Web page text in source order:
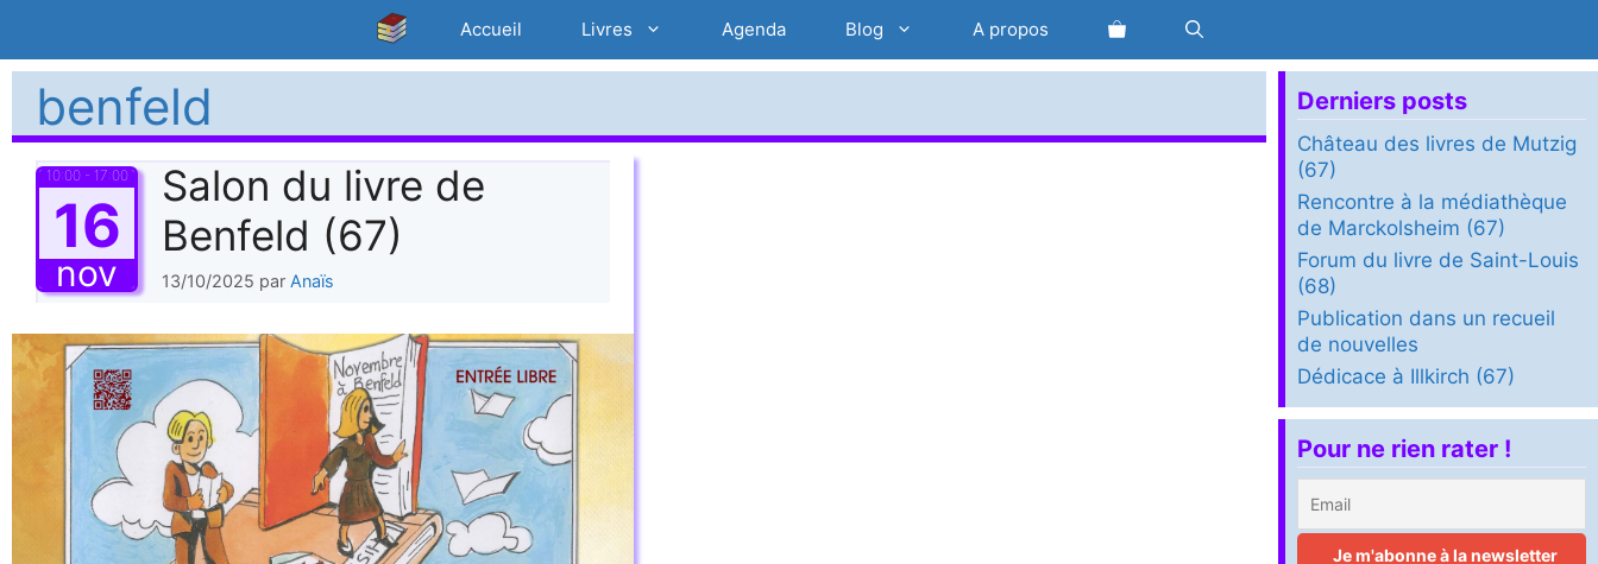
contenu
Accueil Livres Agenda Blog A propos
benfeld
10:00 - 17:00
16
nov
Salon du livre de
Benfeld (67)
13/10/2025 par Anaïs
Derniers posts
Château des livres de Mutzig
(67)
Rencontre à la médiathèque
de Marckolsheim (67)
Forum du livre de Saint-Louis
(68)
Publication dans un recueil
de nouvelles
Dédicace à Illkirch (67)
Pour ne rien rater !